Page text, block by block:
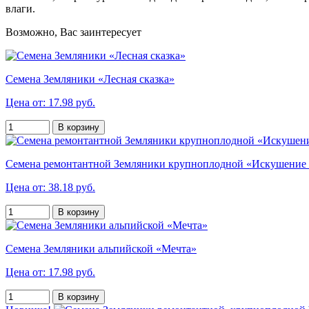
влаги.
Возможно, Вас заинтересует
Семена Земляники «Лесная сказка»
Цена от: 17.98 руб.
В корзину
Семена ремонтантной Земляники крупноплодной «Искушение
Цена от: 38.18 руб.
В корзину
Семена Земляники альпийской «Мечта»
Цена от: 17.98 руб.
В корзину